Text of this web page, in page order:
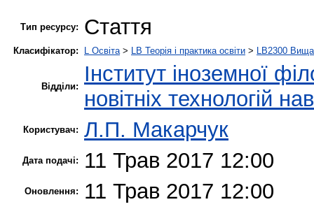
Тип ресурсу: Стаття
Класифікатор: L Освіта> LB Теорія і практика освіти > LB2300 Вища
Відділи:
Інститут іноземної
новітніх технологій
Користувач: Л.П. Макарчук
Дата подачі: 11 Трав 2017 12:00
Оновлення: 11 Трав 2017 12:00